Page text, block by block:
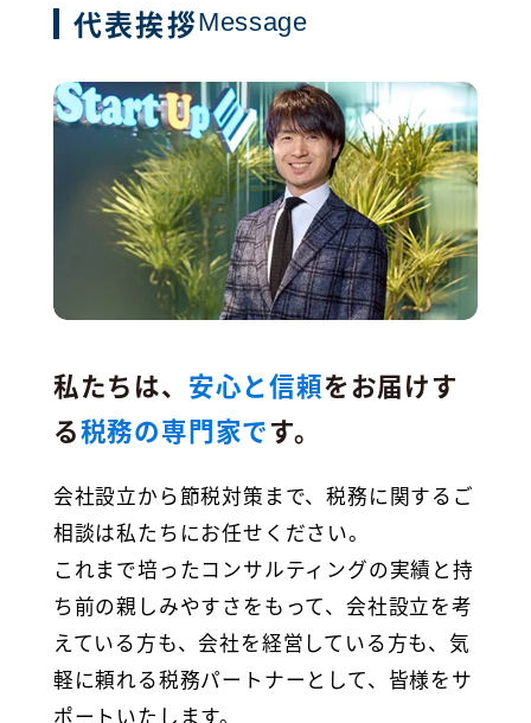
代表挨拶Message
私たちは、 安心と信頼をお届けす
る税務の専門家です。
会社設立から節税対策まで、税務に関するご
相談は私たちにお任せください。
これまで培ったコンサルティングの実績と持
ち前の親しみやすさをもって、会社設立を考
えている方も、会社を経営している方も、気
軽に頼れる税務パートナーとして、皆様をサ
ポートいたします。